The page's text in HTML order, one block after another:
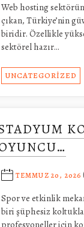
Web hosting
çıkan, Türkiye’nin
biridir. Özellikle
sektörel hazır…
UNCATEGORIZED
TEMMUZ 20, 2026
Spor ve etkinlik
biri şüphesiz